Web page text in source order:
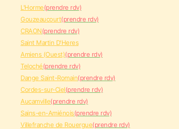
L'Horme(prendre rdv)
Gouzeaucourt(prendre rdv)
CRAON(prendre rdv)
Saint Martin D'Heres
Amiens (Ouest)(prendre rdv)
Teloché(prendre rdv)
Dange Saint-Romain(prendre rdv)
Cordes-sur-Ciel(prendre rdv)
Aucamville(prendre rdv)
Sains-en-Amiénois(prendre rdv)
Villefranche de Rouergue(prendre rdv)